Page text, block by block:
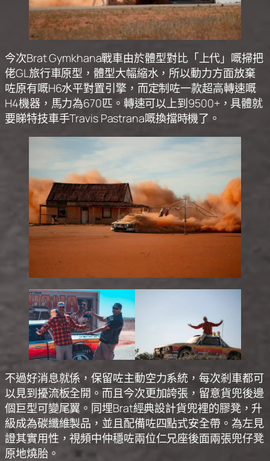
今次Brat Gymkhana戰車由於體型對比「上代」嘅掃把
佬GL旅行車原型，體型大幅縮水，所以動力方面放棄
咗原有嘅H6水平對置引擎，而定制咗一款超高轉速嘅
H4機器，馬力為670匹。轉速可以上到9500+，具體就
要睇特技車手Travis Pastrana嘅換擋時機了。
不過好消息就係，保留咗主動空力系統，每次剎車都可
以見到擾流板全開。而且今次更加誇張，留意貨兜後邊
個巨型可變尾翼。同埋Brat經典設計貨兜裡的膠凳，升
級成為碳纖維製品，並且配備咗四點式安全帶。為左見
證其實用性，視頻中仲穩咗兩位仁兄座後面兩張兜仔凳
原地燒胎。